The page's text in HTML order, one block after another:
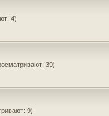
4)
39)
9)